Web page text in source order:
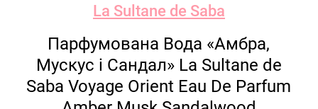
La Sultane de Saba
Парфумована Вода «Амбра,
Мускус і Сандал» La Sultane de
Saba Voyage Orient Eau De Parfum